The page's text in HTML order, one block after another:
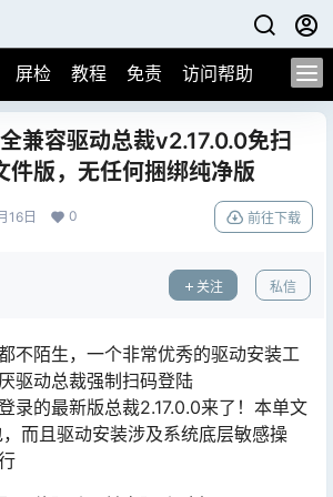
屏检 教程 免责 访问帮助
兼容驱动总裁v2.17.0.0免扫
件版，无任何捆绑纯净版
16日 0 前往下载
关注 私信
不陌生，一个非常优秀的驱动安装工
驱动总裁强制扫码登陆
录的最新版总裁2.17.0.0来了！本单文
而且驱动安装涉及系统底层敏感操